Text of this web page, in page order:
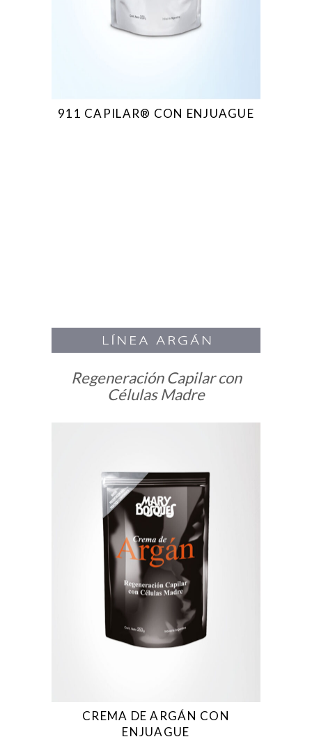
911 CAPILAR® CON ENJUAGUE
Regeneración Capilar con
Células Madre
CREMA DE ARGÁN CON
ENJUAGUE